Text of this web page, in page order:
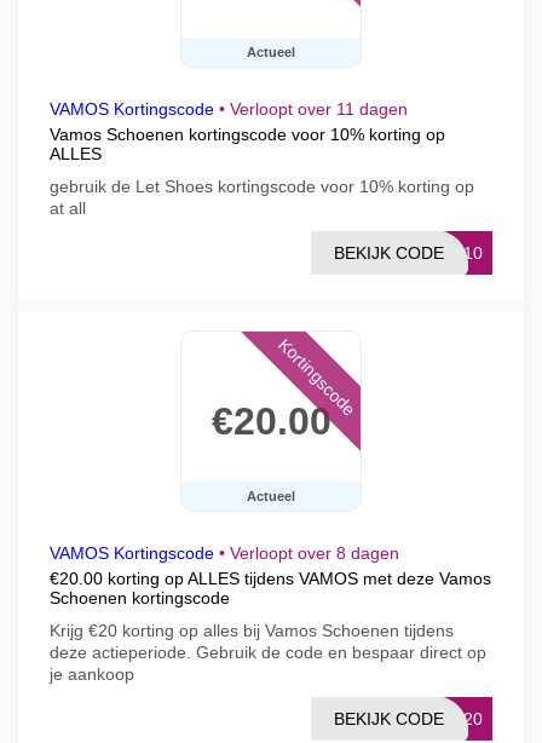
Actueel
VAMOS Kortingscode • Verloopt over 11 dagen
Vamos Schoenen kortingscode voor 10% korting op
ALLES
gebruik de Let Shoes kortingscode voor 10% korting op
at all
LS10
BEKIJK CODE
€20.00
Actueel
Kortingscode
VAMOS Kortingscode • Verloopt over 8 dagen
€20.00 korting op ALLES tijdens VAMOS met deze Vamos
Schoenen kortingscode
Krijg €20 korting op alles bij Vamos Schoenen tijdens
deze actieperiode. Gebruik de code en bespaar direct op
je aankoop
BW20
BEKIJK CODE